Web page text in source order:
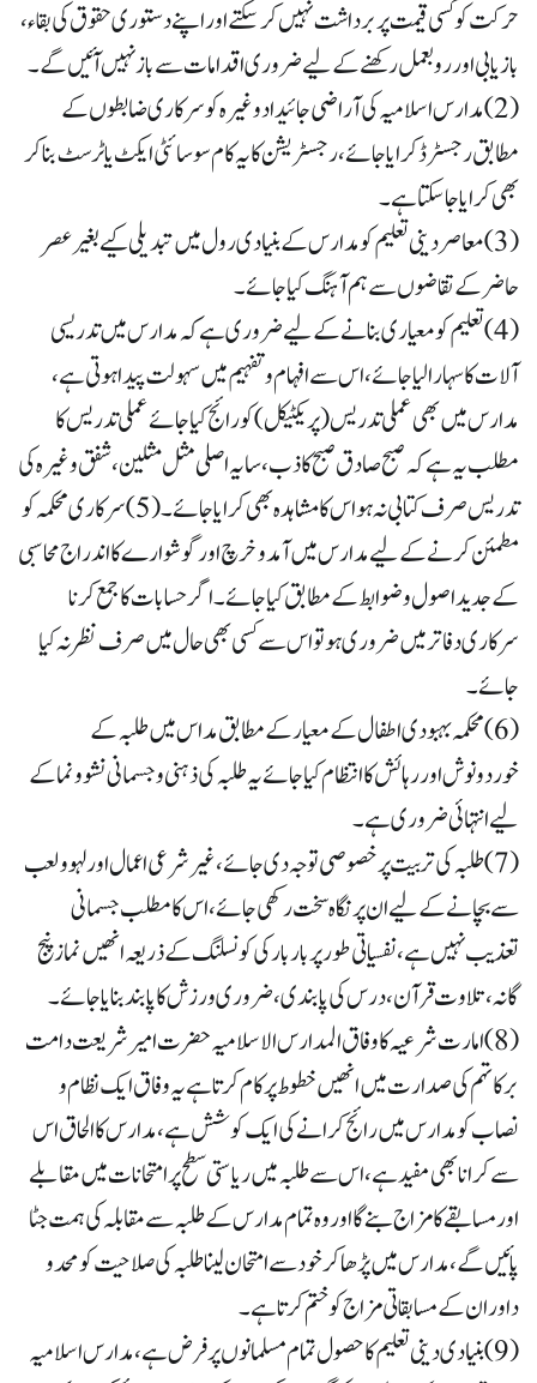
حرکت کو کسی قیمت پر برداشت نہیں کر سکتے اور اپنے دستوری حقوق کی بقاء،
بازیابی اور رو بعمل رکھنے کے لیے ضروری اقدامات سے باز نہیں آئیں گے۔
(2) مدارس اسلامیہ کی آراضی جائیداد وغیرہ کو سرکاری ضابطوں کے
مطابق رجسٹر ڈ کرایا جائے ، رجسٹریشن کا یہ کام سوسائٹی ایکٹ یا ٹرسٹ بنا کر
بھی کرایا جا سکتا ہے۔
(3) معاصر دینی تعلیم کو مدارس کے بنیادی رول میں تبدیلی کیے بغیر عصر
حاضر کے تقاضوں سے ہم آہنگ کیا جائے۔
(4) تعلیم کو معیاری بنانے کے لیے ضروری ہے کہ مدارس میں تدریسی
آلات کا سہارا لیا جائے ، اس سے افہام وتفہیم میں سہولت پیدا ہوتی ہے ،
مدارس میں بھی عملی تدریس ( پریکٹیکل ) کو رائج کیا جائے عملی تدریس کا
مطلب یہ ہے کہ صبح صادق صبح کاذب ، سایہ اصلی مثل مثلین، شفق وغیرہ کی
تدریس صرف کتابی نہ ہو اس کا مشاہدہ بھی کرایا جائے۔ (5) سرکاری محکمہ کو
مطمئن کرنے کے لیے مدارس میں آمد و خرچ اور گوشوارے کا اندراج محاسبی
کے جدید اصول و ضوابط کے مطابق کیا جائے ۔ اگر حسابات کا جمع کرنا
سرکاری دفاتر میں ضروری ہو تو اس سے کسی بھی حال میں صرف نظر نہ کیا
جائے۔
(6) محکمہ بہبودی اطفال کے معیار کے مطابق مد اس میں طلبہ کے
خوردونوش اور رہائش کا انتظام کیا جائے یہ طلبہ کی ذہنی و جسمانی نشو و نما کے
لیے انتہائی ضروری ہے۔
(7) طلبہ کی تربیت پر خصوصی توجہ دی جائے ، غیر شرعی اعمال اور لہو ولعب
سے بچانے کے لیے ان پر نگاہ سخت رکھی جائے ، اس کا مطلب جسمانی
تعذیب نہیں ہے، نفسیاتی طور پر بار بار کی کونسلنگ کے ذریعہ انھیں نماز پنج
گانہ، تلاوت قرآن، درس کی پابندی ،ضروری ورزش کا پابند بنایا جائے۔
(8) امارت شرعیہ کا وفاق المدارس الاسلامیہ حضرت امیر شریعت دامت
برکاتہم کی صدارت میں انھیں خطوط پر کام کرتا ہے یہ وفاق ایک نظام و
نصاب کو مدارس میں رائج کرانے کی ایک کوشش ہے، مدارس کا الحاق اس
سے کرانا بھی مفید ہے، اس سے طلبہ میں ریاستی سطح پر امتحانات میں مقابلے
اور مسابقے کا مزاج بنے گا اور وہ تمام مدارس کے طلبہ سے مقابلہ کی ہمت جٹا
پائیں گے،مدارس میں پڑھا کر خود سے امتحان لینا طلبہ کی صلاحیت کو محد و
داور ان کے مسابقاتی مزاج کو ختم کرتا ہے۔
(9) بنیادی دینی تعلیم کا حصول تمام مسلمانوں پر فرض ہے، مدارس اسلامیہ